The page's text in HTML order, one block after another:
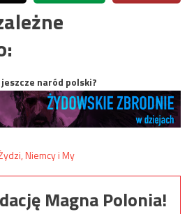
naród polski?
Magna Polonia!